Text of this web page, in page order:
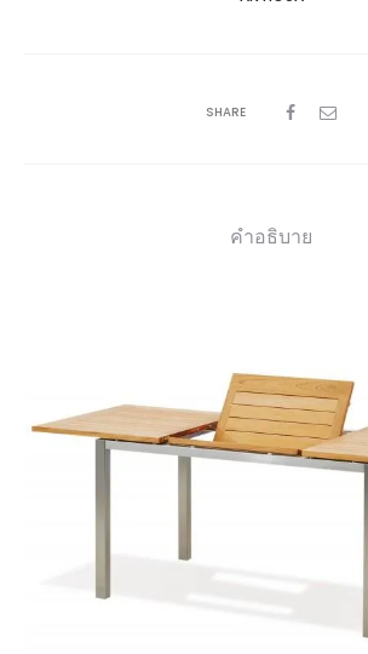
SHARE
คำอธิบาย